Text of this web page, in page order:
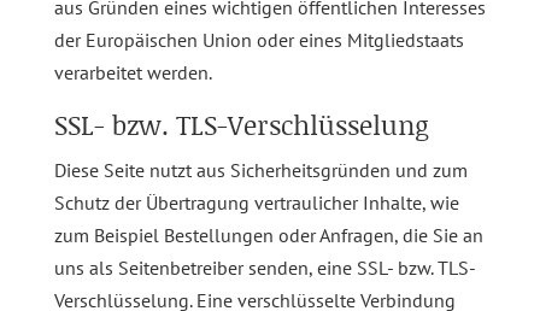
aus Gründen eines wichtigen öffentlichen Interesses
der Europäischen Union oder eines Mitgliedstaats
verarbeitet werden.
SSL- bzw. TLS-Verschlüsselung
Diese Seite nutzt aus Sicherheitsgründen und zum
Schutz der Übertragung vertraulicher Inhalte, wie
zum Beispiel Bestellungen oder Anfragen, die Sie an
uns als Seitenbetreiber senden, eine SSL- bzw. TLS-
Verschlüsselung. Eine verschlüsselte Verbindung